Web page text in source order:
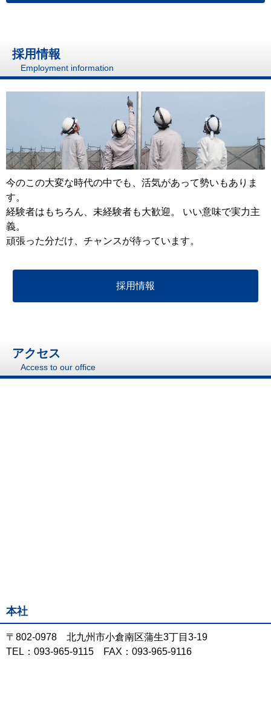
採用情報
Employment information
今のこの大変な時代の中でも、活気があって勢いもありま
す。
経験者はもちろん、未経験者も大歓迎。 いい意味で実力主
義。
頑張った分だけ、チャンスが待っています。
採用情報
アクセス
Access to our office
本社
〒802-0978 北九州市小倉南区蒲生3丁目3-19
TEL：093-965-9115 FAX：093-965-9116